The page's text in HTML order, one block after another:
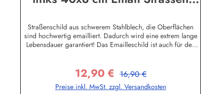
Straßenschild aus schwerem Stahlblech, die Oberflächen
sind hochwertig emailliert. Dadurch wird eine extrem lange
Lebensdauer garantiert! Das Emailleschild ist auch für den
stand! Sie wollen sich das Schild mit Ihrem eigenen Text
beschriften lassen? Hier geht's zu den Sonderanfertigungen
für Emaille Straßenschilder Herstellerinformationen:Buddel-
Verkaufspreis:
12,90 € Regulärer Preis:
16,90 €
Preise inkl. MwSt. zzgl. Versandkosten